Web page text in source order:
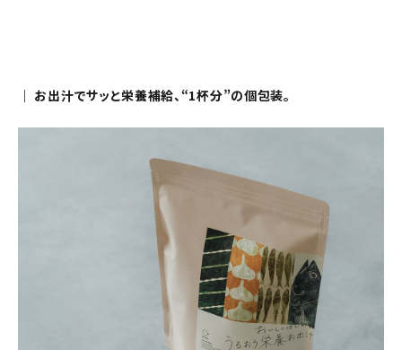
｜ お出汁でサッと栄養補給、“1杯分”の個包装。